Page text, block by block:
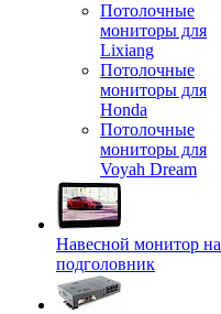
Потолочные
мониторы для
Lixiang
Потолочные
мониторы для
Honda
Потолочные
мониторы для
Voyah Dream
Навесной монитор на
подголовник